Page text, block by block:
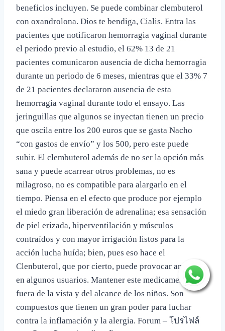
beneficios incluyen. Se puede combinar clembuterol
con oxandrolona. Dios te bendiga, Cialis. Entra las
pacientes que notificaron hemorragia vaginal durante
el periodo previo al estudio, el 62% 13 de 21
pacientes comunicaron ausencia de dicha hemorragia
durante un periodo de 6 meses, mientras que el 33% 7
de 21 pacientes declararon ausencia de esta
hemorragia vaginal durante todo el ensayo. Las
jeringuillas que algunos se inyectan tienen un precio
que oscila entre los 200 euros que se gasta Nacho
“con gastos de envío” y los 500, pero este puede
subir. El clembuterol además de no ser la opción más
sana y puede acarrear otros problemas, no es
milagroso, no es compatible para alargarlo en el
tiempo. Piensa en el efecto que produce por ejemplo
el miedo gran liberación de adrenalina; esa sensación
de piel erizada, hiperventilación y músculos
contraídos y con mayor irrigación listos para la
acción lucha huída; bien, pues eso hace el
Clenbuterol, que por cierto, puede provocar ansiedad
en algunos usuarios. Mantener este medicamento
fuera de la vista y del alcance de los niños. Son
compuestos que tienen un gran poder para luchar
contra la inflamación y la alergia. Forum – โปรไฟล์